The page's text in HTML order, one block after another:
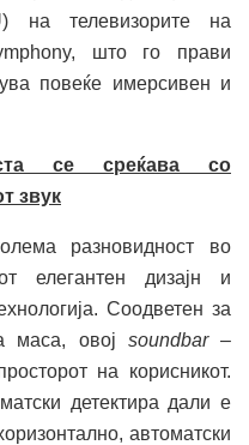
на телевизорите на
што го прави
повеќе имерсивен и
се среќава со
звук
разновидност во
елегантен дизајн и
Соодветен за
маса, овој soundbar –
на корисникот.
детектира дали е
автоматски